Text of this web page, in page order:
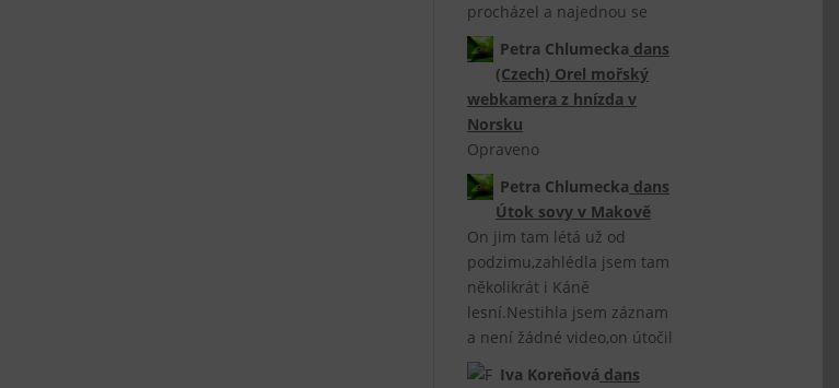
procházel a najednou se
Petra Chlumecka dans
(Czech) Orel mořský
webkamera z hnízda v
Norsku
Opraveno
Petra Chlumecka dans
Útok sovy v Makově
On jim tam létá už od
podzimu,zahlédla jsem tam
několikrát i Káně
lesní.Nestihla jsem záznam
a není žádné video,on útočil
Iva Koreňová dans